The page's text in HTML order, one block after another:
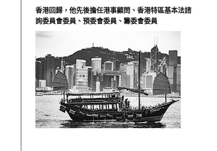
香港回歸，他先後擔任港事顧問、香港特區基本法諮
詢委員會委員、預委會委員、籌委會委員